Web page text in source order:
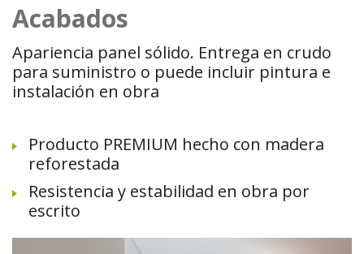
Acabados
Apariencia panel sólido. Entrega en crudo
para suministro o puede incluir pintura e
instalación en obra
Producto PREMIUM hecho con madera
reforestada
Resistencia y estabilidad en obra por
escrito